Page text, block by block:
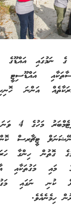
ނަމުގައި އައްޑޫގެ
އައްޑޫސިޓީ
އަންނަ
ޓީޗާރސް
ގޮތުން ހިންގާ
މައި މަގުތަކާއި
ކުނި ނަގައި
ހިމެނެއެވެ.